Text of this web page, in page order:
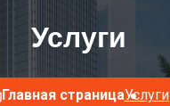
Услуги
Главная страницаУслуги